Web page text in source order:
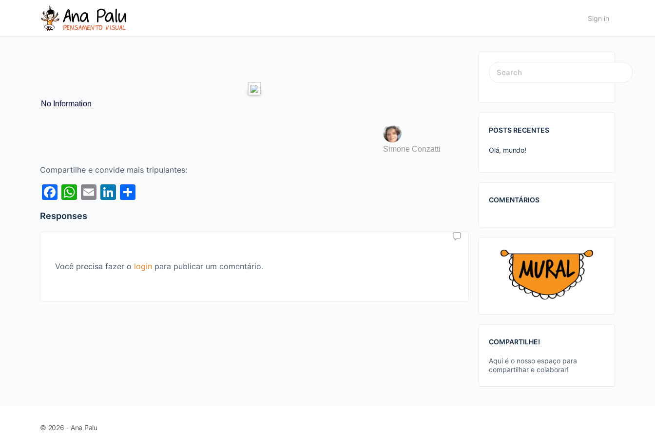
Sign in
No Information
Simone Conzatti
Compartilhe e convide mais tripulantes:
Facebook
WhatsApp
EmailLinkedIn
Responses
Você precisa fazer o login para publicar um comentário.
SEARCH
FOR:
POSTS RECENTES
Olá, mundo!
COMENTÁRIOS
COMPARTILHE!
Aqui é o nosso espaço para
compartilhar e colaborar!
© 2026 - Ana Palu